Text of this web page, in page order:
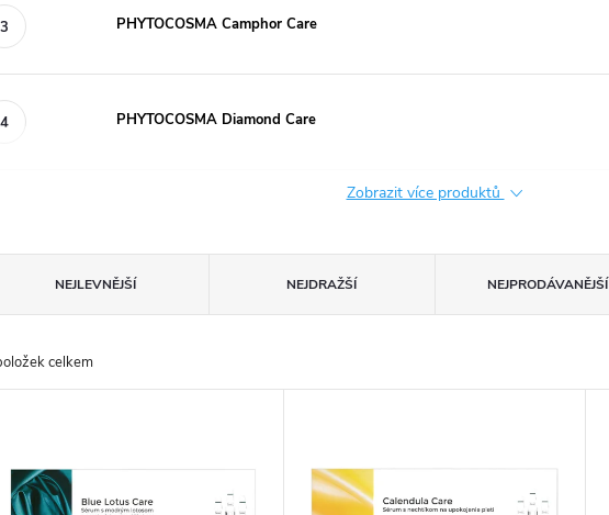
PHYTOCOSMA Camphor Care
PHYTOCOSMA Diamond Care
Zobrazit více produktů
NEJLEVNĚJŠÍ NEJDRAŽŠÍ NEJPRODÁVANĚJŠÍ
celkem